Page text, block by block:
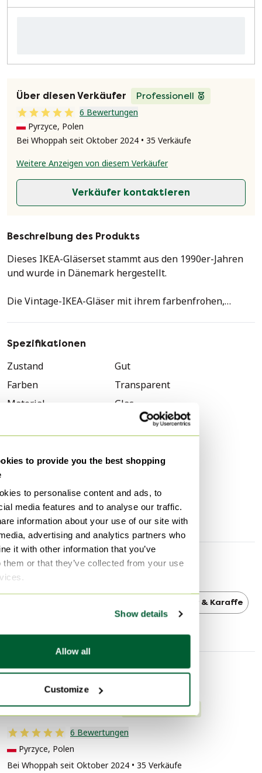
to provide you the best shopping
to personalise content and ads, to
media features and to analyse our traffic.
information about your use of our site with
advertising and analytics partners who
it with other information that you’ve
them or that they’ve collected from your use
Show details
Allow all
Customize
Über diesen Verkäufer
Professionell
6 Bewertungen
Pyrzyce, Polen
Bei Whoppah seit Oktober 2024 • 35 Verkäufe
Weitere Anzeigen von diesem Verkäufer
Verkäufer kontaktieren
Beschreibung des Produkts
Dieses IKEA-Gläserset stammt aus den 1990er-Jahren
und wurde in Dänemark hergestellt.
Die Vintage-IKEA-Gläser mit ihrem farbenfrohen,
eignen sich perfekt zum Servieren von Getränken und
skandinavischen Marke. Sie verleihen jedem Tisch
einen Hauch von Energie und Retro-Charme.
Zustand: Die Gläser befinden sich im Originalzustand
und können leichte Kratzer und normale
Technische Daten:
9,5 cm
Breite:
8 cm
Tiefe:
8 cm
Spezifikationen
Zustand
Gut
Farben
Transparent
Material
Glas
Höhe
10 cm
Tiefe
8 cm
Gebrauchsspuren
Kratzer
Entdecken Sie mehr
Gläser & Karaffe
Über diesen Verkäufer Professionell
6 Bewertungen
Pyrzyce, Polen
Bei Whoppah seit Oktober 2024 • 35 Verkäufe